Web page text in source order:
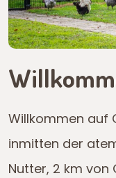
Willkommen auf
inmitten der
Nutter, 2 km